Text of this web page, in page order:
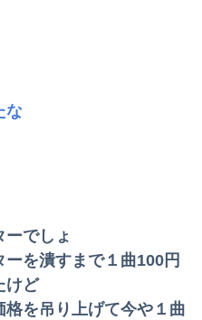
な
でしょ
を潰すまで１曲100円
けど
を吊り上げて今や１曲